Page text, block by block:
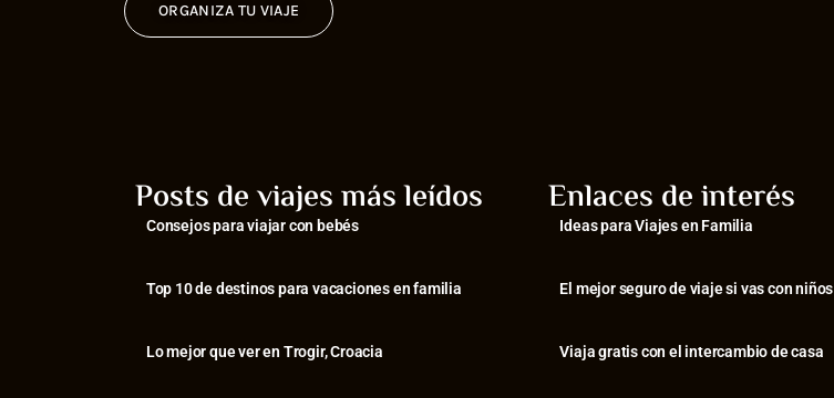
ORGANIZA TU VIAJE
Posts de viajes más leídos
Consejos para viajar con bebés
⁠Top 10 de destinos para vacaciones en familia
⁠Lo mejor que ver en Trogir, Croacia
Enlaces de interés
Ideas para Viajes en Familia
El mejor seguro de viaje si vas con niños
Viaja gratis con el intercambio de casa